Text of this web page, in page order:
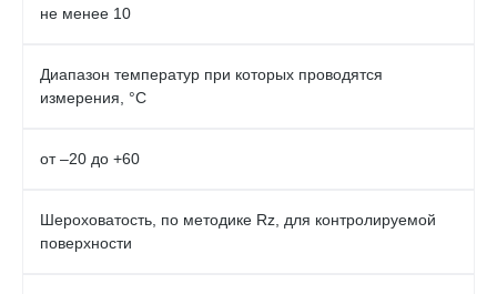
не менее 10
Диапазон температур при которых проводятся
измерения, °С
от –20 до +60
Шероховатость, по методике Rz, для контролируемой
поверхности